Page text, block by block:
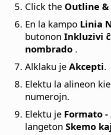
Click the Outline
En la kampo Linia
butonon Inkluzivi
nombrado .
Alklaku je Akcepti.
Elektu la alineon
numerojn.
Elektu je Formato
langeton Skemo